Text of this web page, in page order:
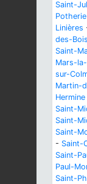
Saint-
Potherie
Linières
des-Bois
Saint-
Mars-
sur-
Martin-
Hermine
Saint-
Saint-
Saint-
- Saint-
Saint-
Paul-
Saint-